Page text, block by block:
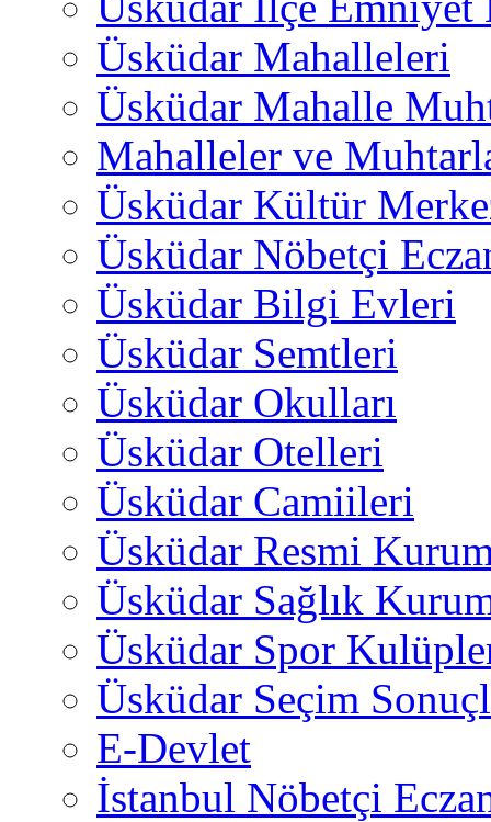
Üsküdar Mahalleleri
Üsküdar Mahalle
Mahalleler ve
Üsküdar Kültür
Üsküdar Nöbetçi
Üsküdar Bilgi Evleri
Üsküdar Semtleri
Üsküdar Okulları
Üsküdar Otelleri
Üsküdar Camiileri
Üsküdar Resmi
Üsküdar Sağlık
Üsküdar Spor
Üsküdar Seçim
E-Devlet
İstanbul Nöbetçi